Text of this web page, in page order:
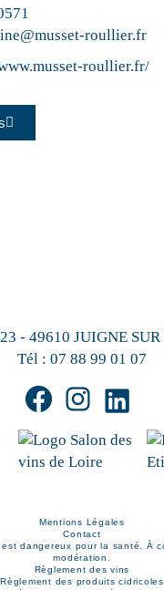
roullier.fr
roullier.fr/
- 49610 JUIGNE
Tél : 07 88 99 01 07
Mentions Légales
Contact
est dangereux pour la santé. À
modération.
Règlement des vins
Règlement des produits cidricoles